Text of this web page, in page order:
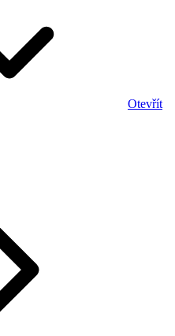
Otevřít